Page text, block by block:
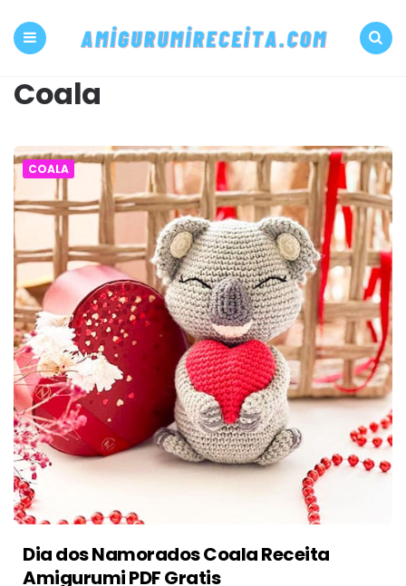
500+
PDF
Amigurumi
receita
grátis
Coala
COALA
Dia dos Namorados Coala Receita
Amigurumi PDF Gratis